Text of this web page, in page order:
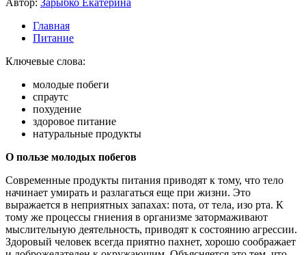
Главная
Питание
Ключевые слова:
молодые побеги
спраутс
похудение
здоровое питание
натуральные продукты
О пользе молодых побегов
Современные продукты питания приводят к тому, что тело
начинает умирать и разлагаться еще при жизни. Это
выражается в неприятных запахах: пота, от тела, изо рта. К
тому же процессы гниения в организме затормаживают
мыслительную деятельность, приводят к состоянию агрессии.
Здоровый человек всегда приятно пахнет, хорошо соображает